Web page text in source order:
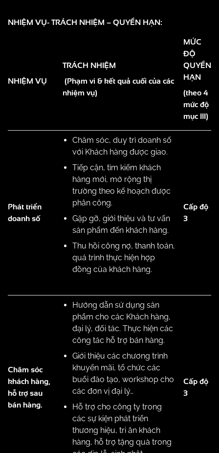
NHIỆM VỤ- TRÁCH NHIỆM – QUYỀN HẠN:
NHIỆM VỤ
TRÁCH NHIỆM
(Phạm vi & kết quả cuối của các
nhiệm vụ)
MỨC
ĐỘ
QUYỀN
HẠN
(theo 4
mức độ
mục III)
Phát triển
doanh số
Chăm sóc, duy trì doanh số
với Khách hàng được giao.
Tiếp cận, tìm kiếm khách
hàng mới, mở rộng thị
trường theo kế hoạch được
phân công.
Gặp gỡ, giới thiệu và tư vấn
sản phẩm đến khách hàng.
Thu hồi công nợ, thanh toán,
quá trình thực hiện hợp
đồng của khách hàng.
Cấp độ
3
Chăm sóc
khách hàng,
hỗ trợ sau
bán hàng.
Hướng dẫn sử dụng sản
phẩm cho các Khách hàng,
đại lý, đối tác. Thực hiện các
công tác hỗ trợ bán hàng.
Giới thiệu các chương trình
khuyến mãi, tổ chức các
buổi đào tạo, workshop cho
các đơn vị đại lý…
Hỗ trợ cho công ty trong
các sự kiện phát triển
thương hiệu, tri ân khách
hàng, hỗ trợ tặng quà trong
Cấp độ
3